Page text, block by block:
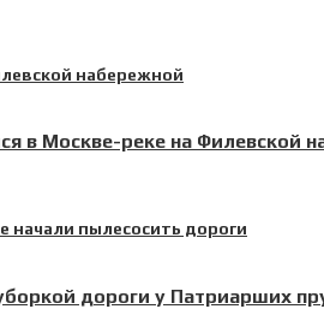
в Москве-реке на Филевской
дороги у Патриарших